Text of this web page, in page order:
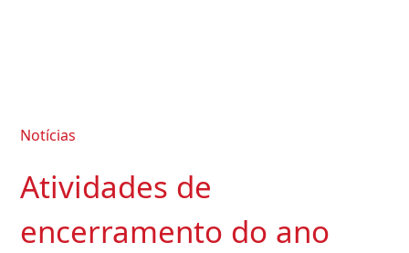
Notícias
Atividades de
encerramento do ano